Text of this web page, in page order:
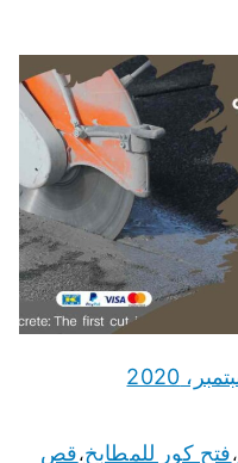
،فتح كور للمطابخ،قص